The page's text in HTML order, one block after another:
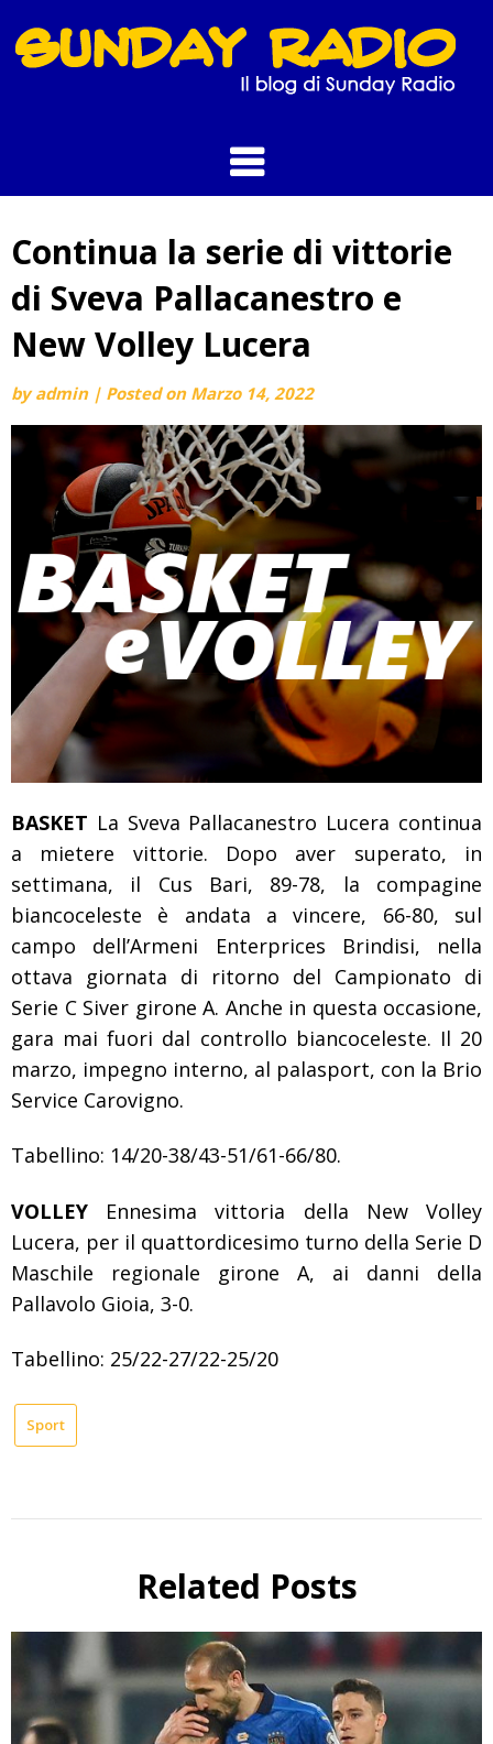
to
content
Continua la serie di vittorie
di Sveva Pallacanestro e
New Volley Lucera
byadmin | Posted on Marzo 14, 2022
BASKET La Sveva Pallacanestro Lucera continua
a mietere vittorie. Dopo aver superato, in
settimana, il Cus Bari, 89-78, la compagine
biancoceleste è andata a vincere, 66-80, sul
campo dell’Armeni Enterprices Brindisi, nella
ottava giornata di ritorno del Campionato di
Serie C Siver girone A. Anche in questa occasione,
gara mai fuori dal controllo biancoceleste. Il 20
marzo, impegno interno, al palasport, con la Brio
Service Carovigno.
Tabellino: 14/20-38/43-51/61-66/80.
VOLLEY Ennesima vittoria della New Volley
Lucera, per il quattordicesimo turno della Serie D
Maschile regionale girone A, ai danni della
Pallavolo Gioia, 3-0.
Tabellino: 25/22-27/22-25/20
Sport
Related Posts